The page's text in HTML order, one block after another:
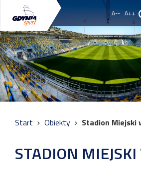
A-- A++
Start Obiekty Stadion Miejski
STADION